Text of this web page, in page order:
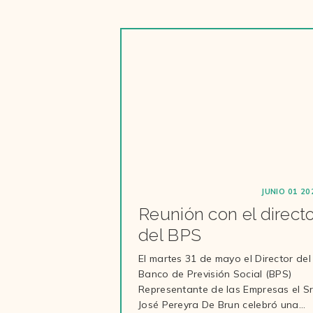
JUNIO 01
Reunión con el
del BPS
El martes 31 de mayo el Director del
Banco de Previsión Social (BPS)
Representante de las Empresas el
José Pereyra De Brun celebró una…